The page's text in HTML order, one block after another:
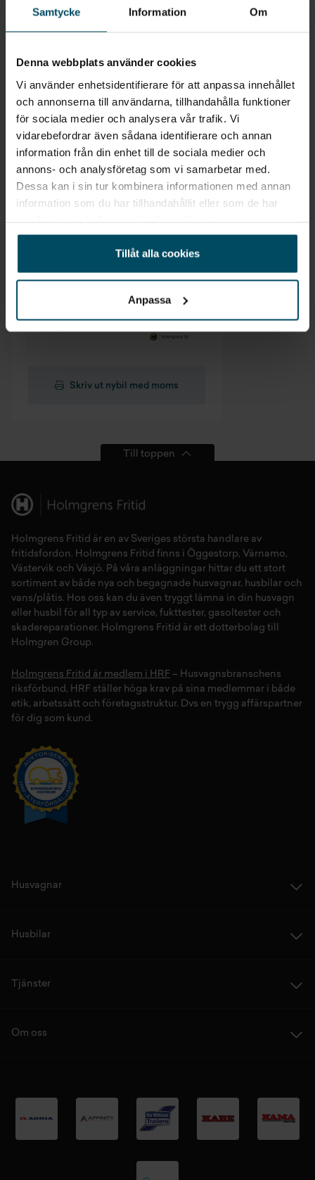
Samtycke Information Om
Denna webbplats använder cookies
Vi använder enhetsidentifierare för att anpassa innehållet
och annonserna till användarna, tillhandahålla funktioner
för sociala medier och analysera vår trafik. Vi
vidarebefordrar även sådana identifierare och annan
information från din enhet till de sociala medier och
annons- och analysföretag som vi samarbetar med.
Dessa kan i sin tur kombinera informationen med annan
information som du har tillhandahållit eller som de har
Tillåt alla cookies
Anpassa
Skriv ut månadskostnad
Skriv ut nybil med moms
Till toppen
Holmgrens Fritid är en av Sveriges största handlare av
fritidsfordon . Holmgrens Fritid finns i Öggestorp, Värnamo,
Västervik och Växjö. På våra anläggningar hittar du ett stort
sortiment av både nya och begagnade husvagnar, husbilar och
vans/plåtis. Hos oss kan du även tryggt lämna in din husvagn
eller husbil för all typ av service, fukttester, gasoltester och
skadereparationer. Holmgrens Fritid är ett dotterbolag till
Holmgren Group.
Holmgrens Fritid är medlem i HRF – Husvagnsbranschens
riksförbund, HRF ställer höga krav på sina medlemmar i både
etik, arbetssätt och företagsstruktur. Dvs en trygg affärspartner
för dig som kund.
Husvagnar
Husbilar
Tjänster
Om oss